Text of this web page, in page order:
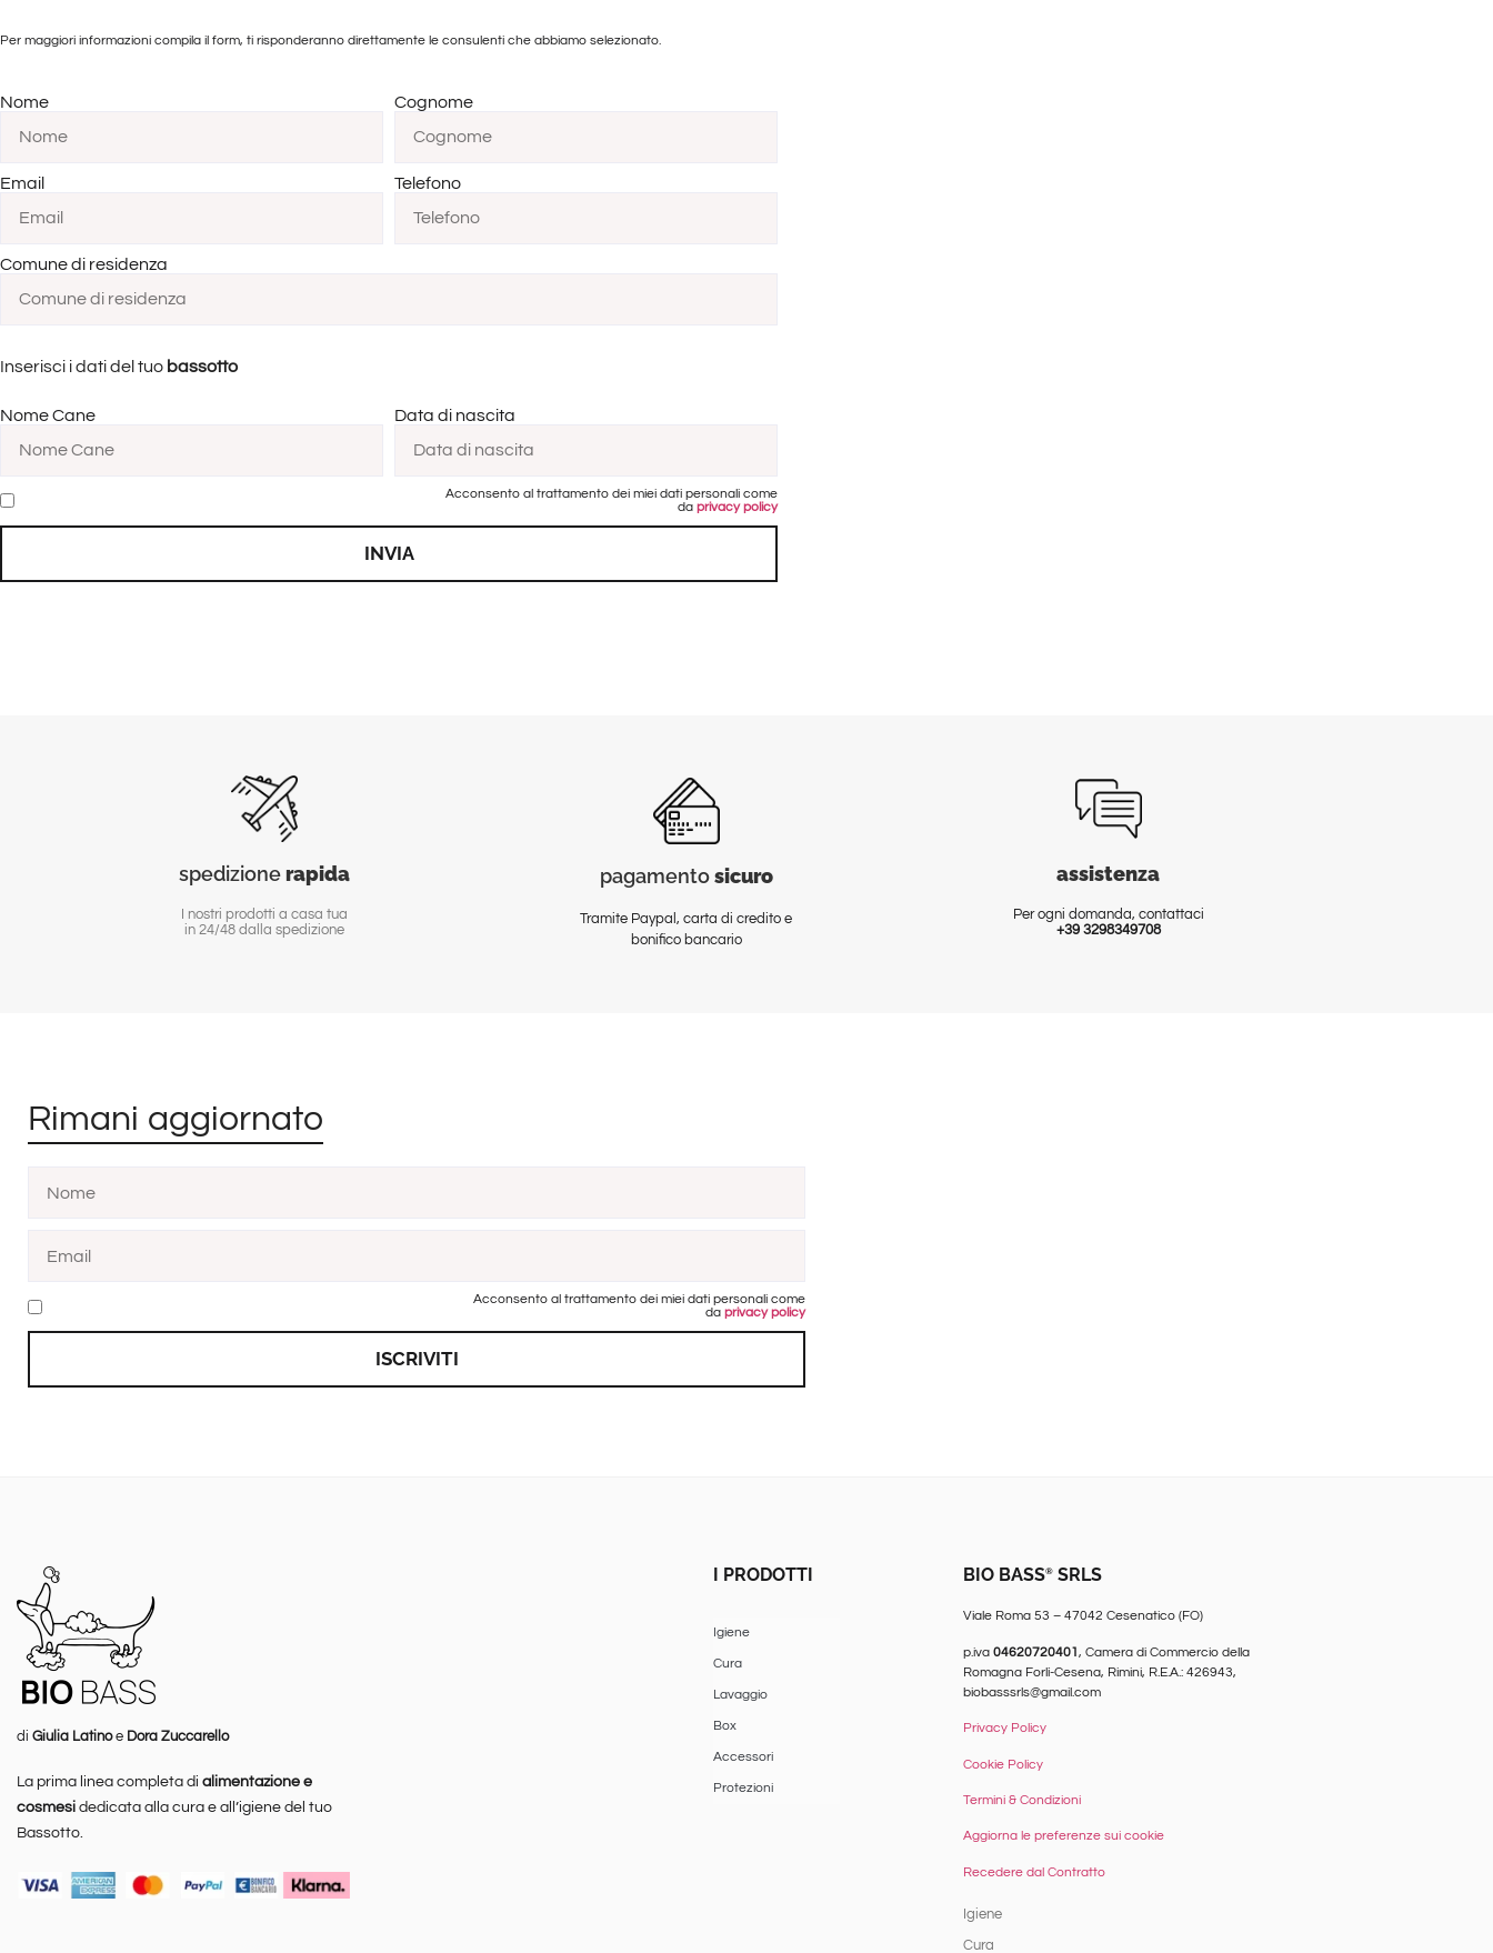
Per maggiori informazioni compila il form, ti risponderanno direttamente le consulenti che abbiamo selezionato.
Nome Cognome
Email Telefono
Comune di residenza
Inserisci i dati del tuo bassotto
Nome Cane Data di nascita
Acconsento al trattamento dei miei dati personali come
da privacy policy
INVIA
spedizionerapida
I nostri prodotti a casa tua
in 24/48 dalla spedizione
pagamentosicuro
Tramite Paypal, carta di credito e
bonifico bancario
assistenza
Per ogni domanda, contattaci
+39 3298349708
Rimani aggiornato
Acconsento al trattamento dei miei dati personali come
da privacy policy
ISCRIVITI
di Giulia Latinoe Dora Zuccarello
La prima linea completa di alimentazione e
cosmesi dedicata alla cura e all’igiene del tuo
Bassotto.
I PRODOTTI
Igiene
Cura
Lavaggio
Box
Accessori
Protezioni
BIO BASS®SRLS
Viale Roma 53 – 47042 Cesenatico (FO)
p.iva04620720401, Camera di Commercio della
Romagna Forlì-Cesena, Rimini, R.E.A.: 426943,
biobasssrls@gmail.com
Privacy Policy
Cookie Policy
Termini & Condizioni
Aggiorna le preferenze sui cookie
Recedere dal Contratto
Igiene
Cura